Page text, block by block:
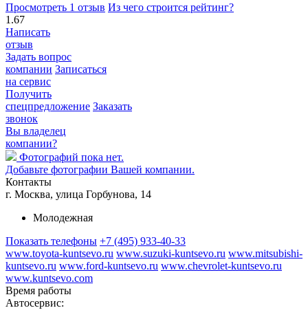
Просмотреть 1 отзыв Из чего строится рейтинг?
1.67
Написать
отзыв
Задать вопрос
компании Записаться
на сервис
Получить
спецпредложение Заказать
звонок
Вы владелец
компании?
Фотографий пока нет.
Добавьте фотографии Вашей компании.
Контакты
г. Москва, улица Горбунова, 14
Молодежная
Показать телефоны +7 (495) 933-40-33
www.toyota-kuntsevo.ru www.suzuki-kuntsevo.ru www.mitsubishi-
kuntsevo.ru www.ford-kuntsevo.ru www.chevrolet-kuntsevo.ru
www.kuntsevo.com
Время работы
Автосервис: